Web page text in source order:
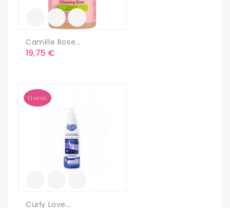
Camille Rose...
Precio
19,75 €
Nuevo
Curly Love...